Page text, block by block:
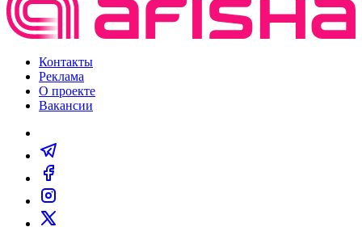
Контакты
Реклама
О проекте
Вакансии